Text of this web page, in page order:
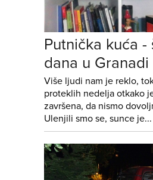
Putnička kuća
dana u Granadi
Više ljudi nam je reklo,
proteklih nedelja otkako
završena, da nismo
Ulenjili smo se, sunce je...